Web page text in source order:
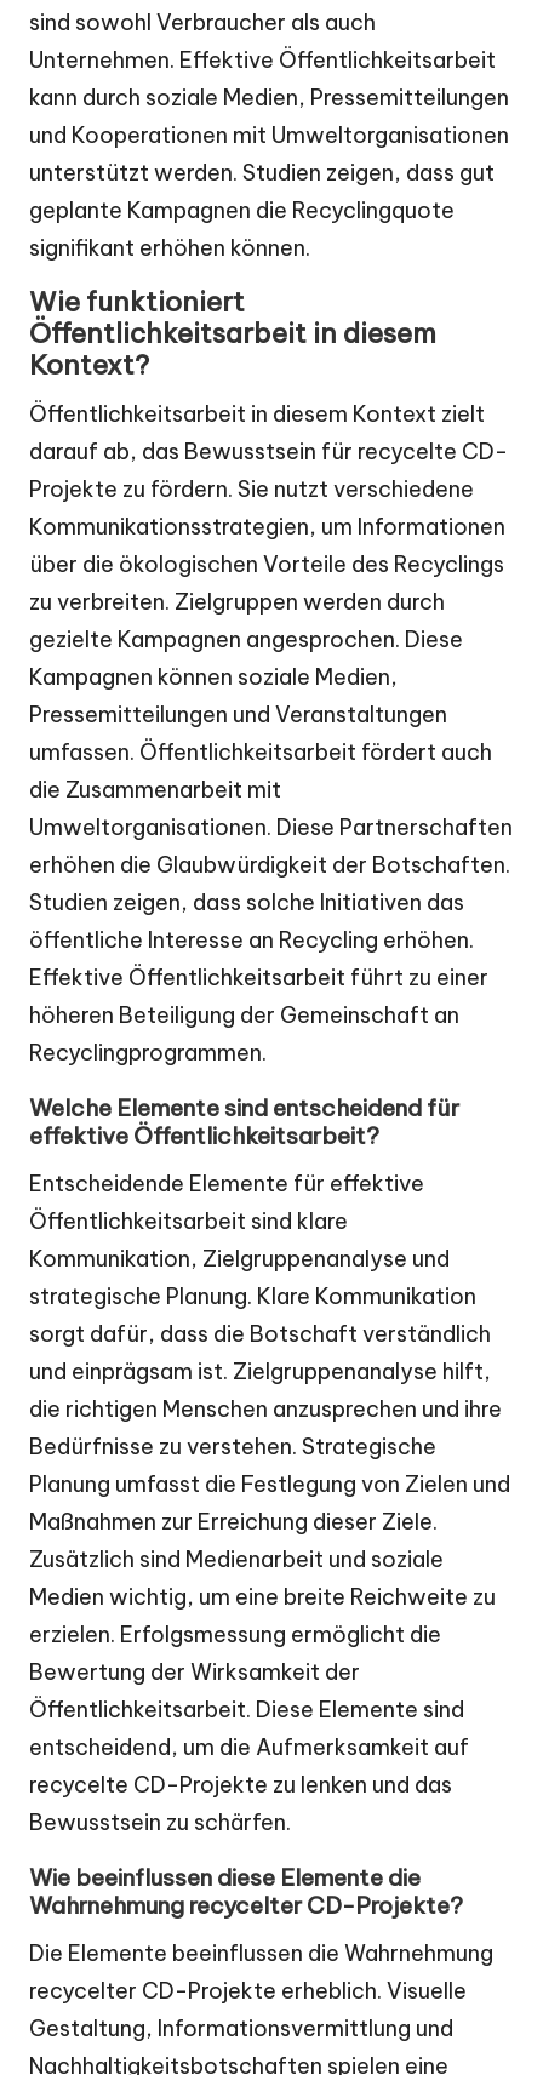
sind sowohl Verbraucher als auch
Unternehmen. Effektive Öffentlichkeitsarbeit
kann durch soziale Medien, Pressemitteilungen
und Kooperationen mit Umweltorganisationen
unterstützt werden. Studien zeigen, dass gut
geplante Kampagnen die Recyclingquote
signifikant erhöhen können.
Wie funktioniert
Öffentlichkeitsarbeit in diesem
Kontext?
Öffentlichkeitsarbeit in diesem Kontext zielt
darauf ab, das Bewusstsein für recycelte CD-
Projekte zu fördern. Sie nutzt verschiedene
Kommunikationsstrategien, um Informationen
über die ökologischen Vorteile des Recyclings
zu verbreiten. Zielgruppen werden durch
gezielte Kampagnen angesprochen. Diese
Kampagnen können soziale Medien,
Pressemitteilungen und Veranstaltungen
umfassen. Öffentlichkeitsarbeit fördert auch
die Zusammenarbeit mit
Umweltorganisationen. Diese Partnerschaften
erhöhen die Glaubwürdigkeit der Botschaften.
Studien zeigen, dass solche Initiativen das
öffentliche Interesse an Recycling erhöhen.
Effektive Öffentlichkeitsarbeit führt zu einer
höheren Beteiligung der Gemeinschaft an
Recyclingprogrammen.
Welche Elemente sind entscheidend für
effektive Öffentlichkeitsarbeit?
Entscheidende Elemente für effektive
Öffentlichkeitsarbeit sind klare
Kommunikation, Zielgruppenanalyse und
strategische Planung. Klare Kommunikation
sorgt dafür, dass die Botschaft verständlich
und einprägsam ist. Zielgruppenanalyse hilft,
die richtigen Menschen anzusprechen und ihre
Bedürfnisse zu verstehen. Strategische
Planung umfasst die Festlegung von Zielen und
Maßnahmen zur Erreichung dieser Ziele.
Zusätzlich sind Medienarbeit und soziale
Medien wichtig, um eine breite Reichweite zu
erzielen. Erfolgsmessung ermöglicht die
Bewertung der Wirksamkeit der
Öffentlichkeitsarbeit. Diese Elemente sind
entscheidend, um die Aufmerksamkeit auf
recycelte CD-Projekte zu lenken und das
Bewusstsein zu schärfen.
Wie beeinflussen diese Elemente die
Wahrnehmung recycelter CD-Projekte?
Die Elemente beeinflussen die Wahrnehmung
recycelter CD-Projekte erheblich. Visuelle
Gestaltung, Informationsvermittlung und
Nachhaltigkeitsbotschaften spielen eine